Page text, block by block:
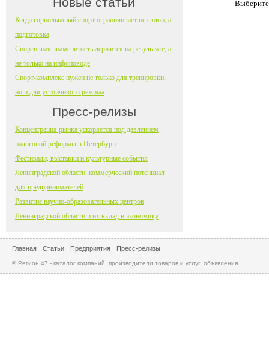
Когда горнолыжный спорт ограничивает не склон, а
подготовка
Спортивная знаменитость держится на результате, а
не только на инфоповоде
Спорт-комплекс нужен не только для тренировки,
но и для устойчивого режима
Пресс-релизы
Концентрация рынка ускоряется под давлением
налоговой реформы в Петербурге
Фестивали, выставки и культурные события
Ленинградской области: коммерческий потенциал
для предпринимателей
Развитие научно-образовательных центров
Ленинградской области и их вклад в экономику
Главная Статьи Предприятия Пресс-релизы
© Регион 47 - каталог компаний, производители товаров и услуг, объявления